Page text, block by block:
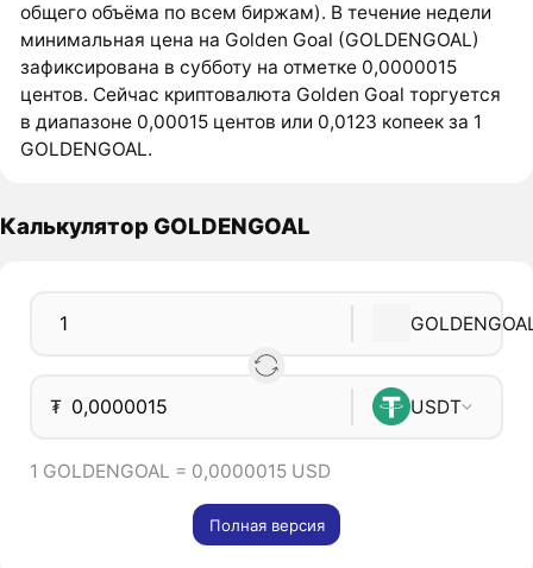
общего объёма по всем биржам). В течение недели
минимальная цена на Golden Goal (GOLDENGOAL)
зафиксирована в субботу на отметке 0,0000015
центов. Сейчас криптовалюта Golden Goal торгуется
в диапазоне 0,00015 центов или 0,0123 копеек за 1
GOLDENGOAL.
Калькулятор GOLDENGOAL
₮ USDT
1 GOLDENGOAL = 0,0000015 USD
Полная версия